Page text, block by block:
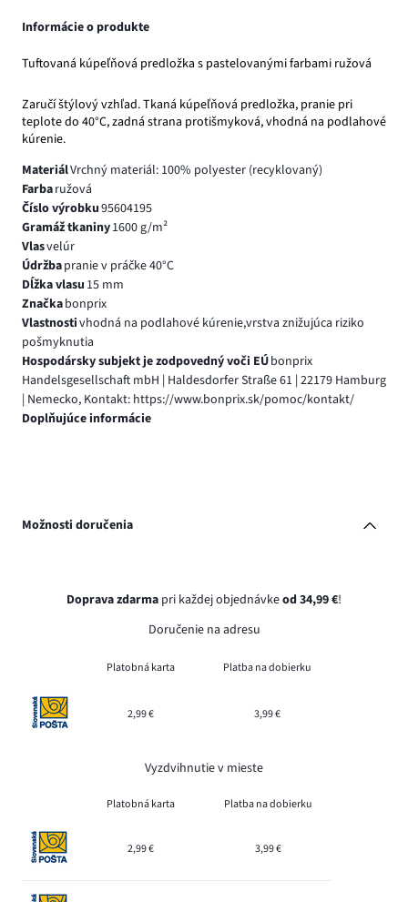
Informácie o produkte
Tuftovaná kúpeľňová predložka s pastelovanými farbami ružová
Zaručí štýlový vzhľad. Tkaná kúpeľňová predložka, pranie pri
teplote do 40°C, zadná strana protišmyková, vhodná na podlahové
kúrenie.
MateriálVrchný materiál: 100% polyester (recyklovaný)
Farbaružová
Číslo výrobku95604195
Gramáž tkaniny1600 g/m²
Vlasvelúr
Údržbapranie v práčke 40°C
Dĺžka vlasu 15 mm
Značkabonprix
Vlastnostivhodná na podlahové kúrenie,vrstva znižujúca riziko
pošmyknutia
Hospodársky subjekt je zodpovedný voči EÚbonprix
Handelsgesellschaft mbH | Haldesdorfer Straße 61 | 22179 Hamburg
| Nemecko, Kontakt: https://www.bonprix.sk/pomoc/kontakt/
Doplňujúce informácie
Možnosti doručenia
Doprava zdarma pri každej objednávkeod 34,99 €!
Doručenie na adresu
Platobná karta Platba na dobierku
2,99 € 3,99 €
Vyzdvihnutie v mieste
Platobná karta Platba na dobierku
2,99 € 3,99 €